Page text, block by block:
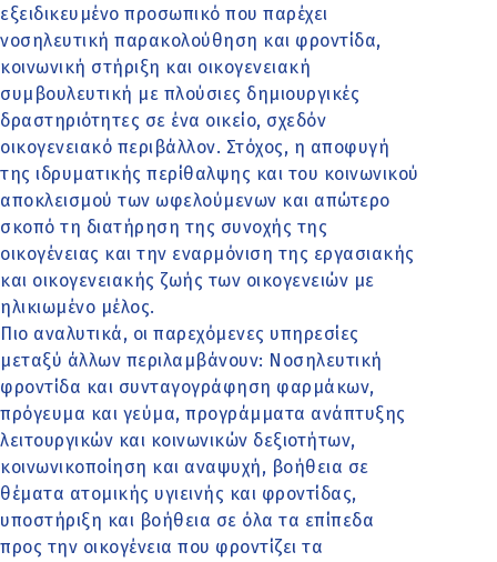
εξειδικευμένο προσωπικό που παρέχει
νοσηλευτική παρακολούθηση και φροντίδα,
κοινωνική στήριξη και οικογενειακή
συμβουλευτική με πλούσιες δημιουργικές
δραστηριότητες σε ένα οικείο, σχεδόν
οικογενειακό περιβάλλον. Στόχος, η αποφυγή
της ιδρυματικής περίθαλψης και του κοινωνικού
αποκλεισμού των ωφελούμενων και απώτερο
σκοπό τη διατήρηση της συνοχής της
οικογένειας και την εναρμόνιση της εργασιακής
και οικογενειακής ζωής των οικογενειών με
ηλικιωμένο μέλος.
Πιο αναλυτικά, οι παρεχόμενες υπηρεσίες
μεταξύ άλλων περιλαμβάνουν: Νοσηλευτική
φροντίδα και συνταγογράφηση φαρμάκων,
πρόγευμα και γεύμα, προγράμματα ανάπτυξης
λειτουργικών και κοινωνικών δεξιοτήτων,
κοινωνικοποίηση και αναψυχή, βοήθεια σε
θέματα ατομικής υγιεινής και φροντίδας,
υποστήριξη και βοήθεια σε όλα τα επίπεδα
προς την οικογένεια που φροντίζει τα